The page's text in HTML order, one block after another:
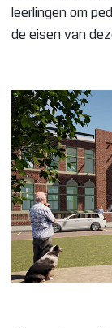
leerlingen om
de eisen van